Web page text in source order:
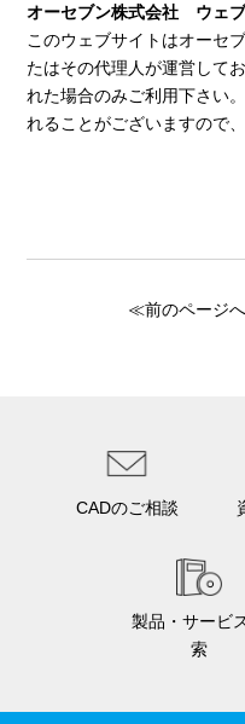
オーセブン株式会社 ウェ
このウェブサイトはオーセ
たはその代理人が運営して
れた場合のみご利用下さい
れることがございますので
≪前のページ
CADのご相談
製品・サービ
索